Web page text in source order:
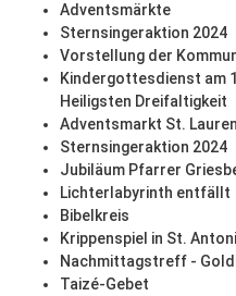
Adventsmärkte
Sternsingeraktion 2024
Vorstellung der
Kindergottesdienst am
Heiligsten Dreifaltigkeit
Adventsmarkt St.
Sternsingeraktion 2024
Jubiläum Pfarrer
Lichterlabyrinth entfällt
Bibelkreis
Krippenspiel in St.
Nachmittagstreff -
Taizé-Gebet